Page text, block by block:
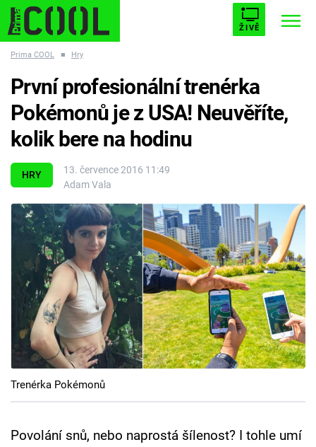
ŽIVĚ
ESCAPE PLNEJ KOTEL AVENGERS 5
Témata
Filmy
Seriály
Hry
Cool Esport
Pořady
TV Program
Sledujte prima+
Prima COOL ■ Hry
HRY
13. července 2016 11:49
Adam Vala
První profesionální trenérka
Pokémonů je z USA! Neuvěříte,
kolik bere na hodinu
Trenérka Pokémonů
Povolání snů, nebo naprostá šílenost? I tohle umí